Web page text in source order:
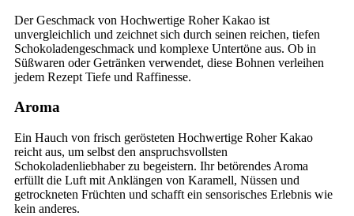
Der Geschmack von Hochwertige Roher Kakao ist
unvergleichlich und zeichnet sich durch seinen reichen, tiefen
Schokoladengeschmack und komplexe Untertöne aus. Ob in
Süßwaren oder Getränken verwendet, diese Bohnen verleihen
jedem Rezept Tiefe und Raffinesse.
Aroma
Ein Hauch von frisch gerösteten Hochwertige Roher Kakao
reicht aus, um selbst den anspruchsvollsten
Schokoladenliebhaber zu begeistern. Ihr betörendes Aroma
erfüllt die Luft mit Anklängen von Karamell, Nüssen und
getrockneten Früchten und schafft ein sensorisches Erlebnis wie
kein anderes.